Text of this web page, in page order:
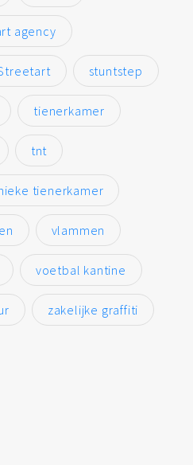
agency
stuntstep
tienerkamer
tnt
tienerkamer
vlammen
voetbal kantine
zakelijke graffiti